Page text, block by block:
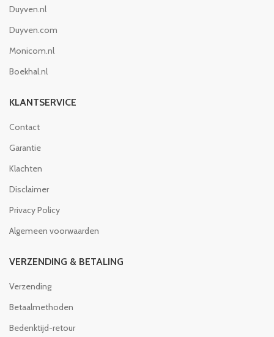
Duyven.nl
Duyven.com
Monicom.nl
Boekhal.nl
KLANTSERVICE
Contact
Garantie
Klachten
Disclaimer
Privacy Policy
Algemeen voorwaarden
VERZENDING & BETALING
Verzending
Betaalmethoden
Bedenktijd-retour